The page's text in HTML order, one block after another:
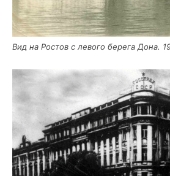
Вид на Ростов с лево­го бере­га Дона.